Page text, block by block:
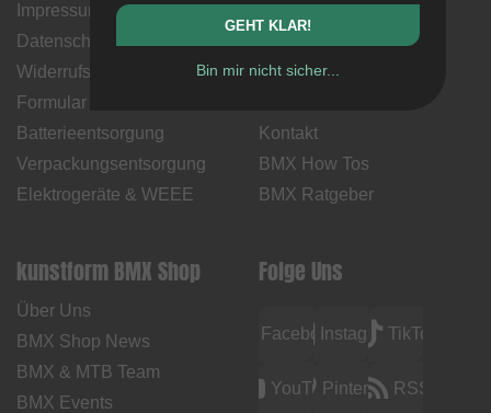
Impressum
Datenschutz
Widerrufsbelehrung &
Formular
Batterieentsorgung
Verpackungsentsorgung
Elektrogeräte & WEEE
Zahlungsweisen
Versandkosten &
Kontakt
BMX How Tos
BMX Ratgeber
kunstform BMX Shop
Über Uns
BMX Shop News
BMX & MTB Team
BMX Events
Folge Uns
FacebookInstagramTikTok
YouTubePinterest RSS
GEHT KLAR!
Bin mir nicht sicher...